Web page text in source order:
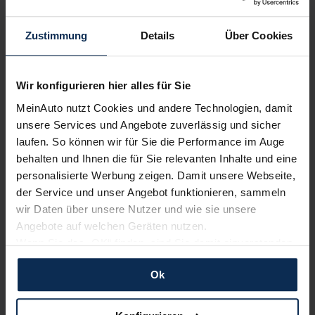
Zustimmung Details Über Cookies
Wir konfigurieren hier alles für Sie
MeinAuto nutzt Cookies und andere Technologien, damit
unsere Services und Angebote zuverlässig und sicher
laufen. So können wir für Sie die Performance im Auge
behalten und Ihnen die für Sie relevanten Inhalte und eine
personalisierte Werbung zeigen. Damit unsere Webseite,
der Service und unser Angebot funktionieren, sammeln
wir Daten über unsere Nutzer und wie sie unsere
Angebote auf welchen Geräten nutzen.
Wenn Sie das „OK“ finden, sind Sie damit einverstanden
und erlauben uns Cookies für unseren Service zu
verwenden und diese Daten an Dritte weiterzugeben,
etwa an unsere Marketingpartner. Falls Sie dem nicht
zustimmen möchten, beschränken wir uns auf die
Ok
Hyundai Santa Fe vs. Kia Sorento (Test 2023): Wilder
Westen oder Ferner Osten?
Kia EV6 GT (Test 2023): Ein Elektro-Crossover als
Supersportler
zum Automagazin
Nachrichten